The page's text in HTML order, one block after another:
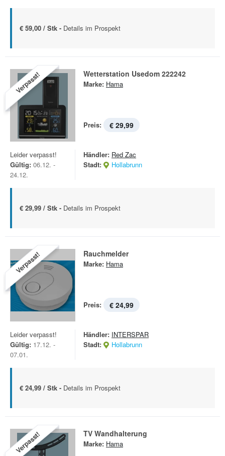
€ 59,00 / Stk - Details im Prospekt
Verpasst! Wetterstation Usedom 222242
Marke: Hama
Preis: € 29,99
Leider verpasst!
Gültig: 06.12. -
24.12.
Händler: Red Zac
Stadt:
Hollabrunn
€ 29,99 / Stk - Details im Prospekt
Verpasst! Rauchmelder
Marke: Hama
Preis: € 24,99
Leider verpasst!
Gültig: 17.12. -
07.01.
Händler: INTERSPAR
Stadt:
Hollabrunn
€ 24,99 / Stk - Details im Prospekt
Verpasst! TV Wandhalterung
Marke: Hama